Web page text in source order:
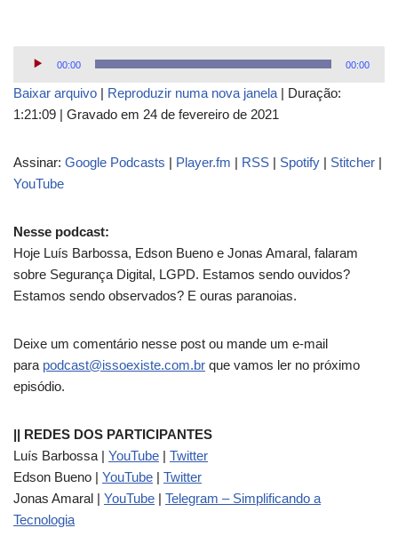
c
a
o
r
e
á
u
d
00:00 00:00
Baixar arquivo | Reproduzir numa nova janela | Duração:
1:21:09 | Gravado em 24 de fevereiro de 2021
Assinar: Google Podcasts | Player.fm | RSS | Spotify | Stitcher |
YouTube
Nesse podcast:
Hoje Luís Barbossa, Edson Bueno e Jonas Amaral, falaram
sobre Segurança Digital, LGPD. Estamos sendo ouvidos?
Estamos sendo observados? E ouras paranoias.
Deixe um comentário nesse post ou mande um e-mail
para podcast@issoexiste.com.br que vamos ler no próximo
episódio.
|| REDES DOS PARTICIPANTES
Luís Barbossa | YouTube | Twitter
Edson Bueno | YouTube | Twitter
Jonas Amaral | YouTube | Telegram – Simplificando a
Tecnologia